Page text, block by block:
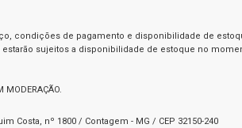
condições de pagamento e disponibilidade de
sujeitos a disponibilidade de estoque no
MODERAÇÃO.
Costa, nº 1800 / Contagem - MG / CEP 32150-240